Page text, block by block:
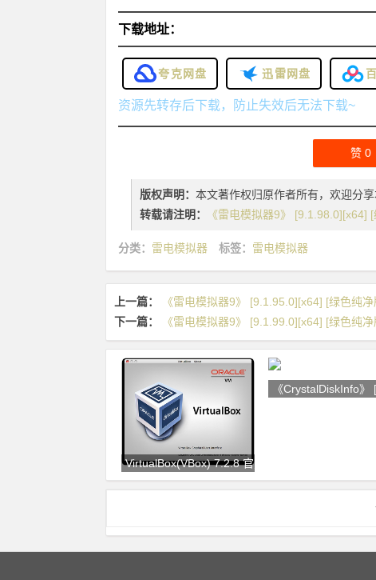
下载地址：
夸克网盘 迅雷网盘
资源先转存后下载，防止失效后无法下载~
赞 0
版权声明：本文著作权归原作者所有，欢迎分享
转载请注明：
《雷电模拟器9》 [9.1.98.0][x64]
分类： 雷电模拟器 标签： 雷电模拟器
上一篇：
《雷电模拟器9》 [9.1.95.0][x64] [绿色纯
下一篇：
《雷电模拟器9》 [9.1.99.0][x64] [绿色纯
VirtualBox(VBox) 7.2.8 官方
《CrystalDiskInfo》